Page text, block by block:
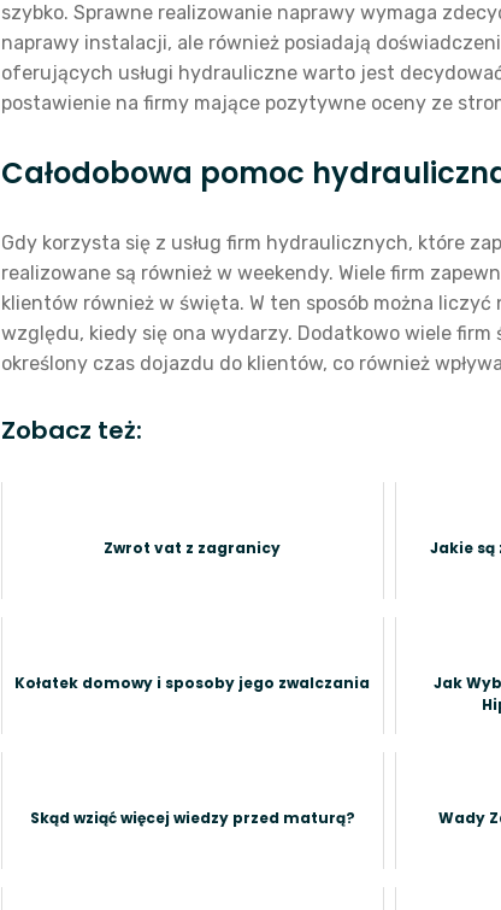
szybko. Sprawne realizowanie naprawy wymaga
naprawy instalacji, ale również posiadają
oferujących usługi hydrauliczne warto jest
postawienie na firmy mające pozytywne oceny ze
Całodobowa pomoc
Gdy korzysta się z usług firm hydraulicznych, które
realizowane są również w weekendy. Wiele firm
klientów również w święta. W ten sposób można
względu, kiedy się ona wydarzy. Dodatkowo wiele
określony czas dojazdu do klientów, co również
Zobacz też:
Zwrot vat z zagranicy Jakie
Kołatek domowy i sposoby jego zwalczania
Jak
Skąd wziąć więcej wiedzy przed maturą?
Wady